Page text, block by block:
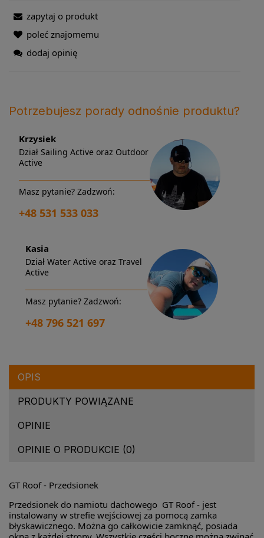
zapytaj o produkt
poleć znajomemu
dodaj opinię
Potrzebujesz porady odnośnie produktu?
Krzysiek
Dział Sailing Active oraz Outdoor
Active
Masz pytanie? Zadzwoń:
+48 531 533 033
Kasia
Dział Water Active oraz Travel
Active
Masz pytanie? Zadzwoń:
+48 796 521 697
OPIS
PRODUKTY POWIĄZANE
OPINIE
OPINIE O PRODUKCIE (0)
GT Roof - Przedsionek
Przedsionek do namiotu dachowego GT Roof - jest
instalowany w strefie wejściowej za pomocą zamka
błyskawicznego. Można go całkowicie zamknąć, posiada